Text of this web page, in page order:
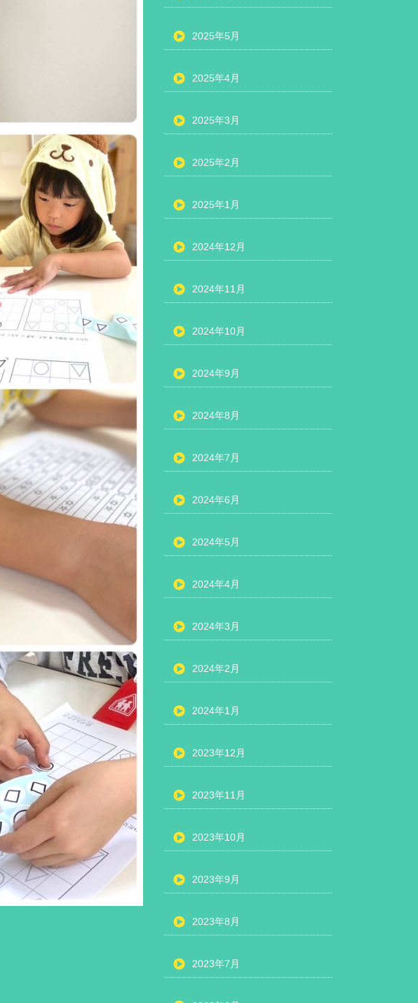
2025年5月
2025年4月
2025年3月
2025年2月
2025年1月
2024年12月
2024年11月
2024年10月
2024年9月
2024年8月
2024年7月
2024年6月
2024年5月
2024年4月
2024年3月
2024年2月
2024年1月
2023年12月
2023年11月
2023年10月
2023年9月
2023年8月
2023年7月